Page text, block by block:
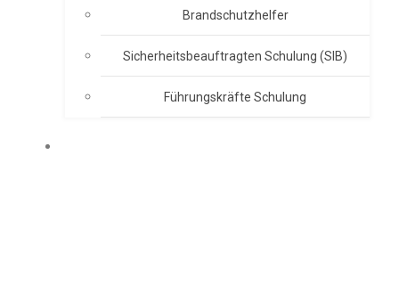
Brandschutzhelfer
Sicherheitsbeauftragten Schulung (SIB)
Führungskräfte Schulung